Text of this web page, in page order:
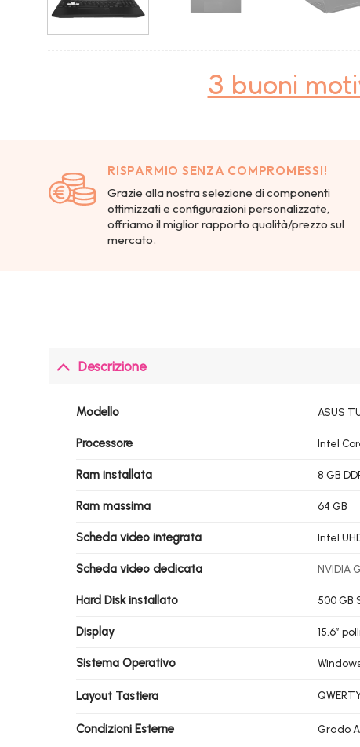
3 buoni
RISPARMIO SENZA COMPROMESSI!
Grazie alla nostra selezione di componenti
ottimizzati e configurazioni personalizzate,
offriamo il miglior rapporto qualità/prezzo sul
mercato.
Descrizione
Modello ASUS
Processore Intel
Ram installata 8 GB
Ram massima 64 GB
Scheda video integrata Intel
Scheda video dedicata NVIDIA
Hard Disk installato 500 GB
Display 15,6″
Sistema Operativo
Layout Tastiera
Condizioni Esterne Grado A